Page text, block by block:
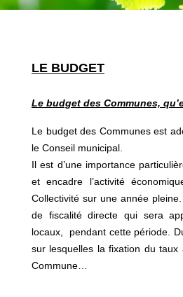
LE BUDGET
Le budget des Communes,
Le budget des Communes est
le Conseil municipal.
Il est d’une importance
et encadre l’activité
Collectivité sur une année
de fiscalité directe qui sera
locaux, pendant cette période.
sur lesquelles la fixation du taux
Commune…